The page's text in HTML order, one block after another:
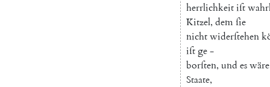
herrlichkeitiſt
Kitzel, demſie
nichtwiderſtehen
iſtge-
borſten, und eswäre
Staate,